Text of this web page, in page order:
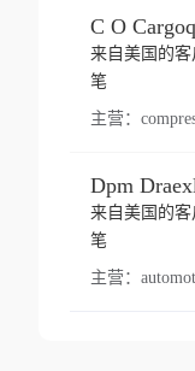
C O
来自美国的
笔
主营：
来自美国的
笔
主营：